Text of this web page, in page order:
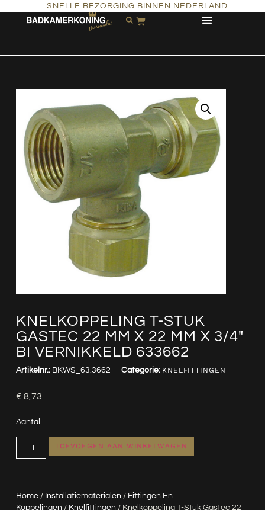
SNELLE BEZORGING BINNEN NEDERLAND
KNELKOPPELING T-STUK
GASTEC 22 MM X 22 MM X 3/4″
BI VERNIKKELD 633662
Home/ Installatiematerialen / Fittingen En
Koppelingen / Knelfittingen / Knelkoppeling T-Stuk Gastec 22
Artikelnr.: BKWS_63.3662 Categorie: KNELFITTINGEN
€ 8,73
Aantal
TOEVOEGEN AAN WINKELWAGEN